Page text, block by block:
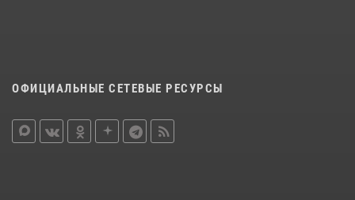
ОФИЦИАЛЬНЫЕ СЕТЕВЫЕ РЕСУРСЫ